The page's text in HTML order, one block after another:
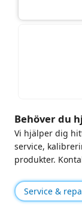
Behöver du
Vi hjälper dig
service,
produkter.
Service &